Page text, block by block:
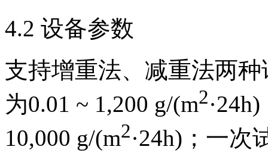
4.2 设备参数
支持增重法、减重法两
为0.01 ~ 1,200 g/(m2
10,000 g/(m2·24h)；一次